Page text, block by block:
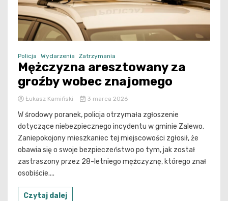
Policja Wydarzenia Zatrzymania
Mężczyzna aresztowany za
groźby wobec znajomego
Łukasz Kamiński 3 marca 2026
W środowy poranek, policja otrzymała zgłoszenie
dotyczące niebezpiecznego incydentu w gminie Zalewo.
Zaniepokojony mieszkaniec tej miejscowości zgłosił, że
obawia się o swoje bezpieczeństwo po tym, jak został
zastraszony przez 28-letniego mężczyznę, którego znał
osobiście....
Czytaj dalej